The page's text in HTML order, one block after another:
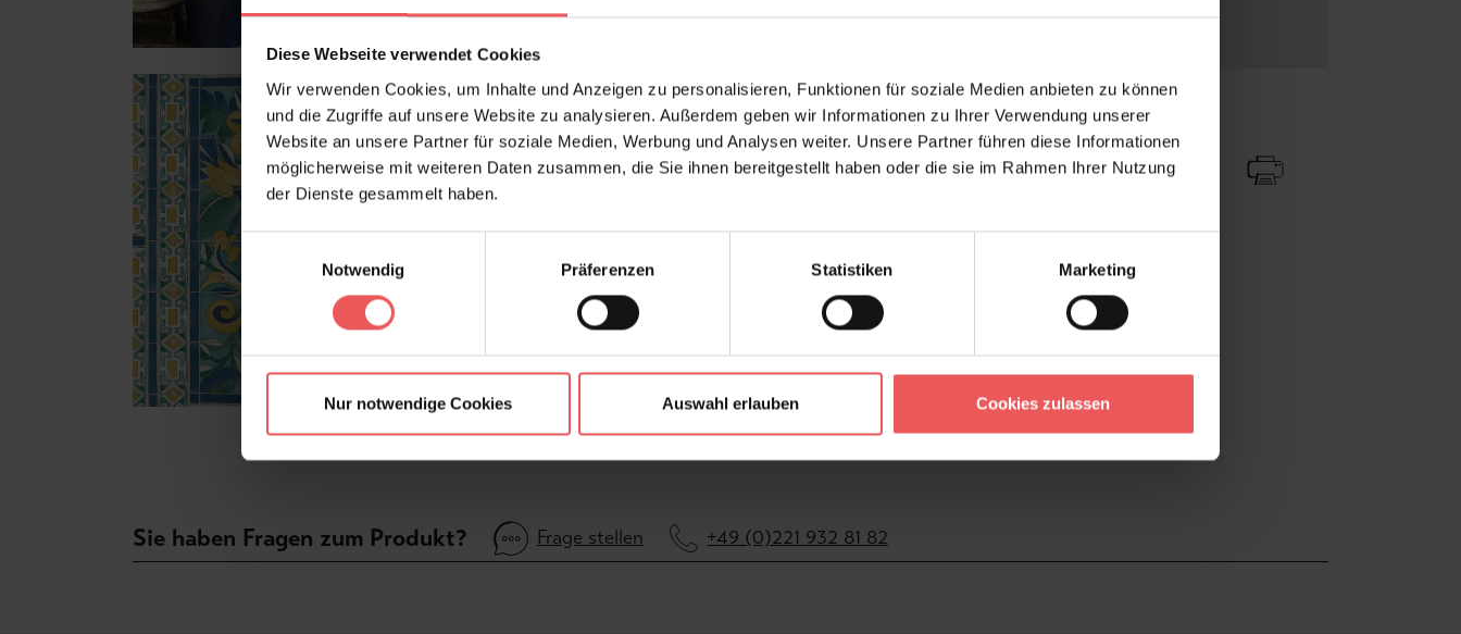
Diese Webseite verwendet Cookies
Wir verwenden Cookies, um Inhalte und Anzeigen zu personalisieren, Funktionen für soziale Medien anbieten zu können
und die Zugriffe auf unsere Website zu analysieren. Außerdem geben wir Informationen zu Ihrer Verwendung unserer
Website an unsere Partner für soziale Medien, Werbung und Analysen weiter. Unsere Partner führen diese Informationen
möglicherweise mit weiteren Daten zusammen, die Sie ihnen bereitgestellt haben oder die sie im Rahmen Ihrer Nutzung
der Dienste gesammelt haben.
Einwilligungsauswahl
Notwendig
Präferenzen Statistiken Marketing
Nur notwendige Cookies Auswahl erlauben Cookies zulassen
Trägermaterial:
Vliestapeten
FAQ Zu Favoriten
Sie haben Fragen zum Produkt? Frage stellen +49 (0)221 932 81 82